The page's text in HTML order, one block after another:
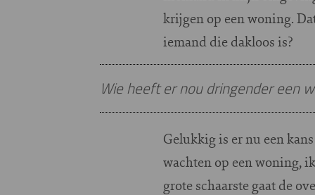
krijgen op een woning.
iemand die dakloos is?
Wie heeft er nou dringender een
Gelukkig is er nu een
wachten op een woning,
grote schaarste gaat de